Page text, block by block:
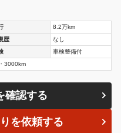
8.2万km
歴
なし
車検整備付
3000km
確認する
を依頼する